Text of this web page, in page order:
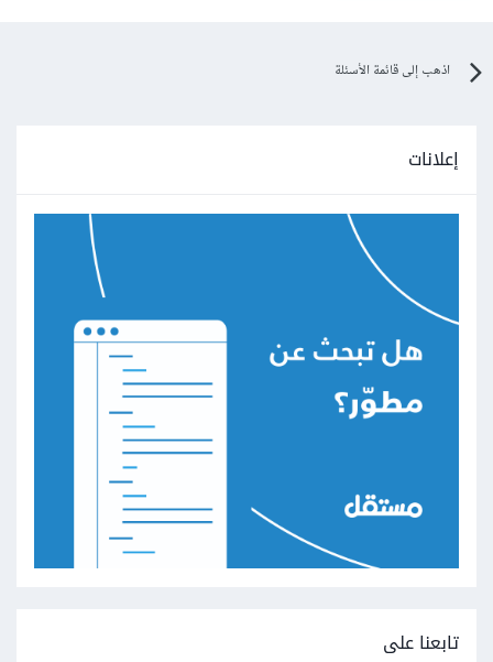
اذهب إلى قائمة الأسئلة
إعلانات
تابعنا على